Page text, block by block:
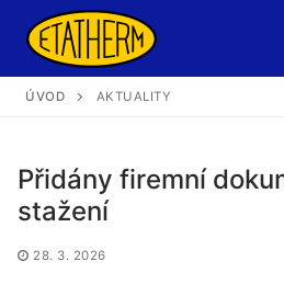
content
ÚVOD AKTUALITY
Přidány firemní
stažení
28. 3. 2026